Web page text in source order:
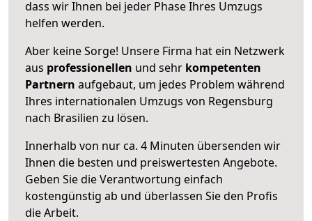
dass wir Ihnen bei jeder Phase Ihres Umzugs
helfen werden.
Aber keine Sorge! Unsere Firma hat ein Netzwerk
aus professionellen und sehr kompetenten
Partnern aufgebaut, um jedes Problem während
Ihres internationalen Umzugs von Regensburg
nach Brasilien zu lösen.
Innerhalb von nur ca. 4 Minuten übersenden wir
Ihnen die besten und preiswertesten Angebote.
Geben Sie die Verantwortung einfach
kostengünstig ab und überlassen Sie den Profis
die Arbeit.